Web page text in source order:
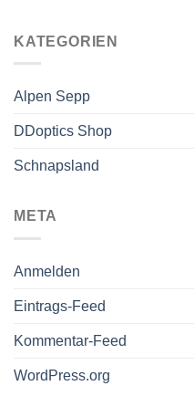
KATEGORIEN
Alpen Sepp
DDoptics Shop
Schnapsland
META
Anmelden
Eintrags-Feed
Kommentar-Feed
WordPress.org